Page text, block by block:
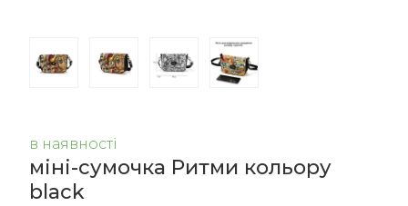
в наявності
міні-сумочка Ритми кольору
black